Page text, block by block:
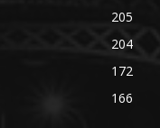
205
204
172
166